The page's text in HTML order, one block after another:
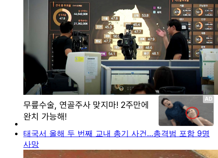
태국서 올해 두 번째 교내 총기 사건…총격범 포함 9명
사망